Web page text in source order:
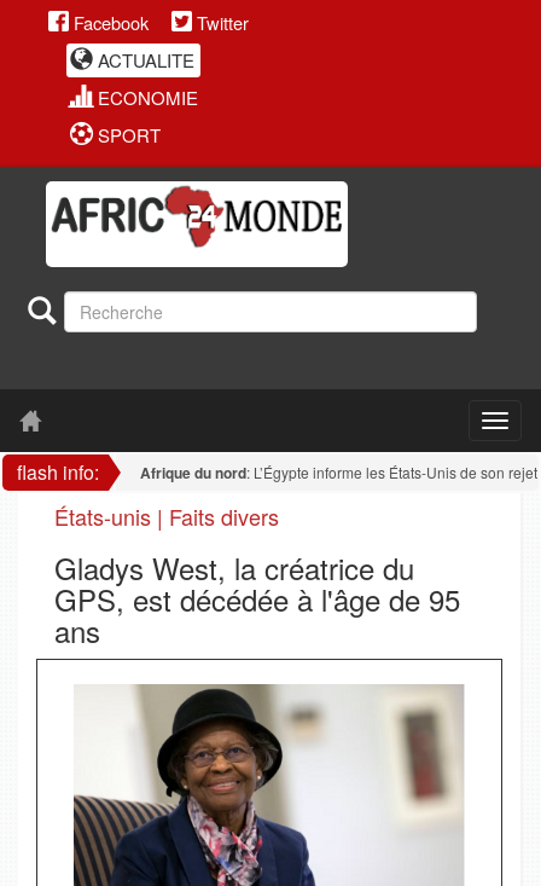
Facebook
Twitter
ACTUALITE
ECONOMIE
SPORT
flash info:Afrique du nord: L’Égypte informe les États-Unis de son rejet de
États-unis | Faits divers
Gladys West, la créatrice du
GPS, est décédée à l'âge de 95
ans